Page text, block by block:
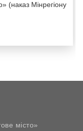
(наказ Мінрегіону
місто»